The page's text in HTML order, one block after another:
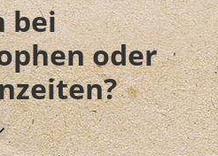
bei
oder